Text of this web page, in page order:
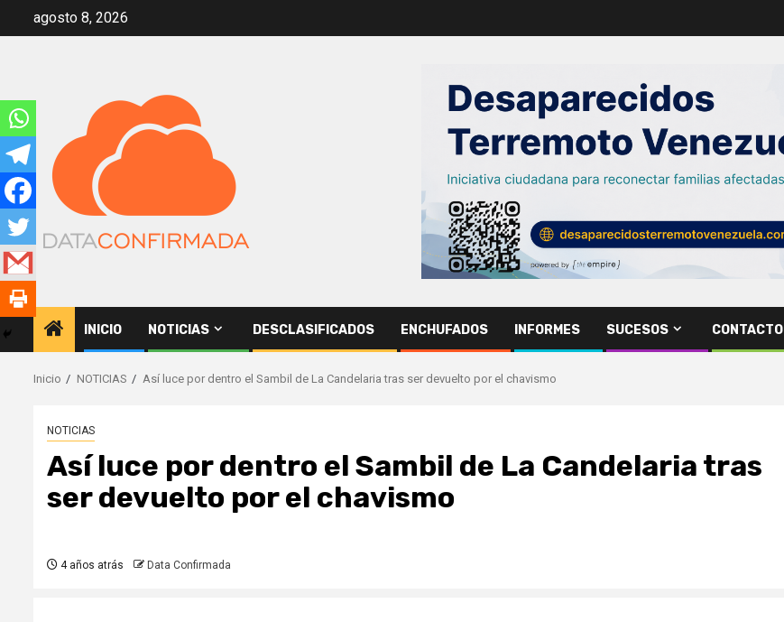
agosto 8, 2026
INICIO NOTICIAS DESCLASIFICADOS ENCHUFADOS INFORMES SUCESOS CONTACTO
Inicio NOTICIAS Así luce por dentro el Sambil de La Candelaria tras ser devuelto por el chavismo
NOTICIAS
Así luce por dentro el Sambil de La Candelaria tras
ser devuelto por el chavismo
4 años atrás Data Confirmada